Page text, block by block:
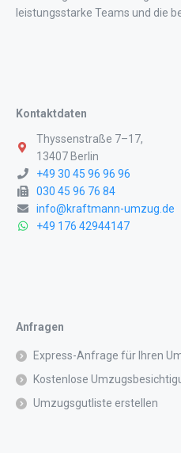
leistungsstarke Teams und die
Kontaktdaten
Thyssenstraße 7–17,
13407 Berlin
+49 30 45 96 96 96
030 45 96 76 84
info@kraftmann-umzug.de
+49 176 42944147
Anfragen
Express-Anfrage für Ihren
Kostenlose
Umzugsgutliste erstellen